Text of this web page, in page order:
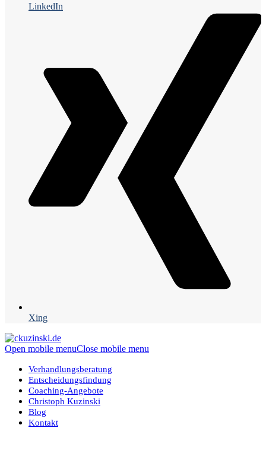
LinkedIn
Xing
Open mobile menuClose mobile menu
Verhandlungsberatung
Entscheidungsfindung
Coaching-Angebote
Christoph Kuzinski
Blog
Kontakt